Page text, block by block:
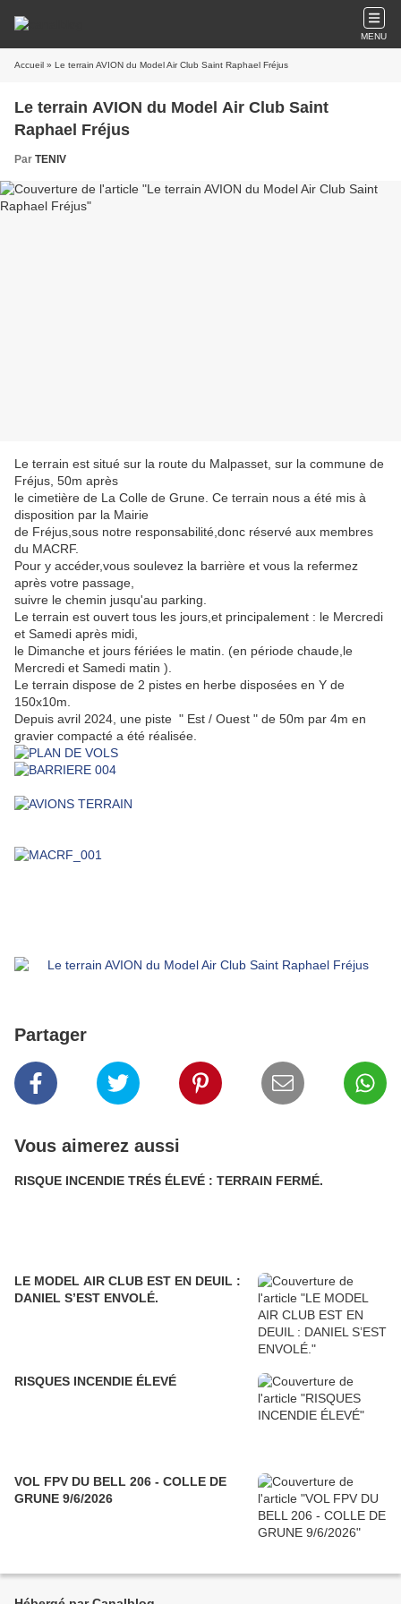
MENU
Accueil » Le terrain AVION du Model Air Club Saint Raphael Fréjus
Le terrain AVION du Model Air Club Saint
Raphael Fréjus
Par TENIV
Le terrain est situé sur la route du Malpasset, sur la commune de
Fréjus, 50m après
le cimetière de La Colle de Grune. Ce terrain nous a été mis à
disposition par la Mairie
de Fréjus,sous notre responsabilité,donc réservé aux membres
du MACRF.
Pour y accéder,vous soulevez la barrière et vous la refermez
après votre passage,
suivre le chemin jusqu'au parking.
Le terrain est ouvert tous les jours,et principalement : le Mercredi
et Samedi après midi,
le Dimanche et jours fériées le matin. (en période chaude,le
Mercredi et Samedi matin ).
Le terrain dispose de 2 pistes en herbe disposées en Y de
150x10m.
Depuis avril 2024, une piste " Est / Ouest " de 50m par 4m en
gravier compacté a été réalisée.
Partager
Vous aimerez aussi
RISQUE INCENDIE TRÉS ÉLEVÉ : TERRAIN FERMÉ.
LE MODEL AIR CLUB EST EN DEUIL :
DANIEL S’EST ENVOLÉ.
RISQUES INCENDIE ÉLEVÉ
VOL FPV DU BELL 206 - COLLE DE
GRUNE 9/6/2026